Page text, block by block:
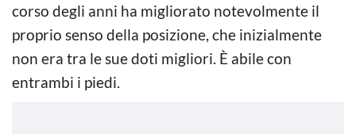
corso degli anni ha migliorato notevolmente il
proprio senso della posizione, che inizialmente
non era tra le sue doti migliori. È abile con
entrambi i piedi.